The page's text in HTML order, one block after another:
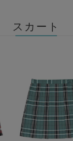
スカート